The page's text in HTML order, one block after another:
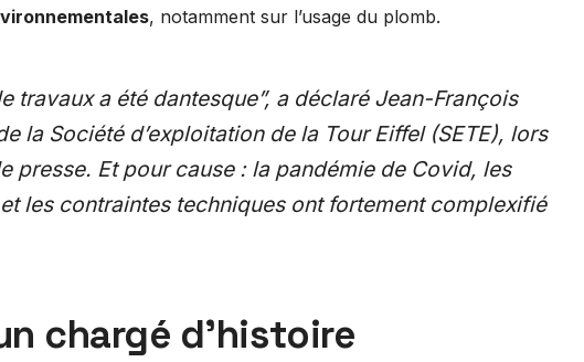
, notamment sur l’usage du plomb.
travaux a été dantesque”, a déclaré Jean-François
la Société d’exploitation de la Tour Eiffel (SETE), lors
presse. Et pour cause : la pandémie de Covid, les
les contraintes techniques ont fortement complexifié
chargé d’histoire